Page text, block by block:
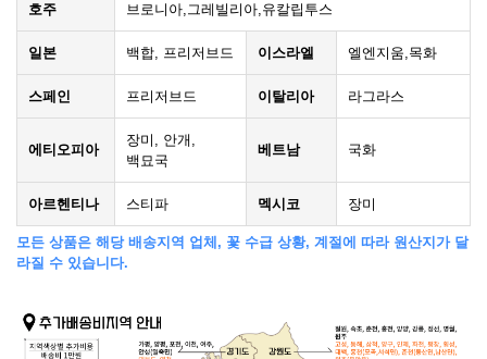
호주 브로니아,그레빌리아,유칼립투스
일본 백합, 프리저브드 이스라엘 엘엔지움,목화
스페인 프리저브드 이탈리아 라그라스
에티오피아
장미, 안개,
백묘국
베트남 국화
아르헨티나 스티파 멕시코 장미
모든 상품은 해당 배송지역 업체, 꽃 수급 상황, 계절에 따라 원산지가 달
라질 수 있습니다.